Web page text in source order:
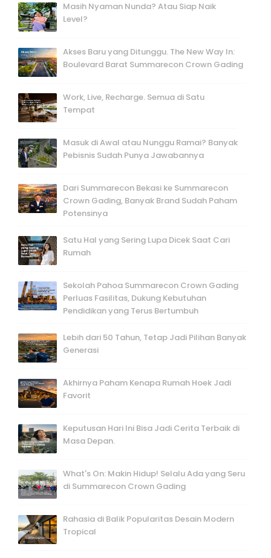
Masih Nyaman Nunda? Atau Siap Naik
Level?
Akses Baru yang Ditunggu. The New Way In:
Boulevard Barat Summarecon Crown Gading
Work, Live, Recharge. Semua di Satu
Tempat
Masuk di Awal atau Nunggu Ramai? Banyak
Pebisnis Sudah Punya Jawabannya
Dari Summarecon Bekasi ke Summarecon
Crown Gading, Banyak Brand Sudah Paham
Potensinya
Satu Hal yang Sering Lupa Dicek Saat Cari
Rumah
Sekolah Pahoa Summarecon Crown Gading
Perluas Fasilitas, Dukung Kebutuhan
Pendidikan yang Terus Bertumbuh
Lebih dari 50 Tahun, Tetap Jadi Pilihan Banyak
Generasi
Akhirnya Paham Kenapa Rumah Hoek Jadi
Favorit
Keputusan Hari Ini Bisa Jadi Cerita Terbaik di
Masa Depan.
What's On: Makin Hidup! Selalu Ada yang Seru
di Summarecon Crown Gading
Rahasia di Balik Popularitas Desain Modern
Tropical